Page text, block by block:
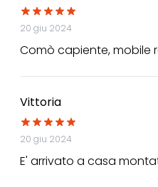
20 giu 2024
Comò capiente, mobile
Vittoria
20 giu 2024
E' arrivato a casa